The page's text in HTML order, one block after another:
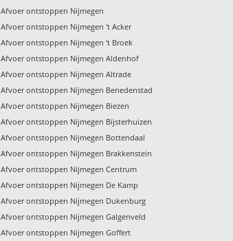
Afvoer ontstoppen Nijmegen
Afvoer ontstoppen Nijmegen 't Acker
Afvoer ontstoppen Nijmegen 't Broek
Afvoer ontstoppen Nijmegen Aldenhof
Afvoer ontstoppen Nijmegen Altrade
Afvoer ontstoppen Nijmegen Benedenstad
Afvoer ontstoppen Nijmegen Biezen
Afvoer ontstoppen Nijmegen Bijsterhuizen
Afvoer ontstoppen Nijmegen Bottendaal
Afvoer ontstoppen Nijmegen Brakkenstein
Afvoer ontstoppen Nijmegen Centrum
Afvoer ontstoppen Nijmegen De Kamp
Afvoer ontstoppen Nijmegen Dukenburg
Afvoer ontstoppen Nijmegen Galgenveld
Afvoer ontstoppen Nijmegen Goffert